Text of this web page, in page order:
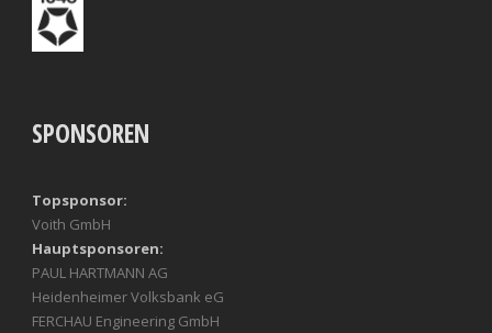
SPONSOREN
Topsponsor:
Voith GmbH
Hauptsponsoren:
PAUL HARTMANN AG
Heidenheimer Volksbank eG
FERCHAU Engineering GmbH